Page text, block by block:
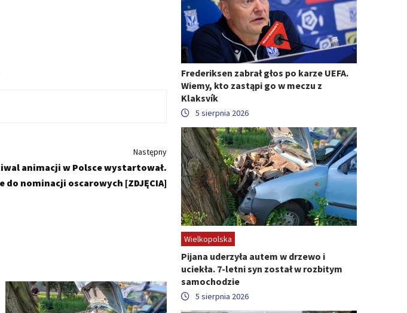
Następny
animacji w Polsce wystartował.
do nominacji oscarowych [ZDJĘCIA]
Frederiksen zabrał głos po karze UEFA.
Wiemy, kto zastąpi go w meczu z
Klaksvík
5 sierpnia 2026
Wielkopolska
Pijana uderzyła autem w drzewo i
uciekła. 7-letni syn został w rozbitym
samochodzie
5 sierpnia 2026